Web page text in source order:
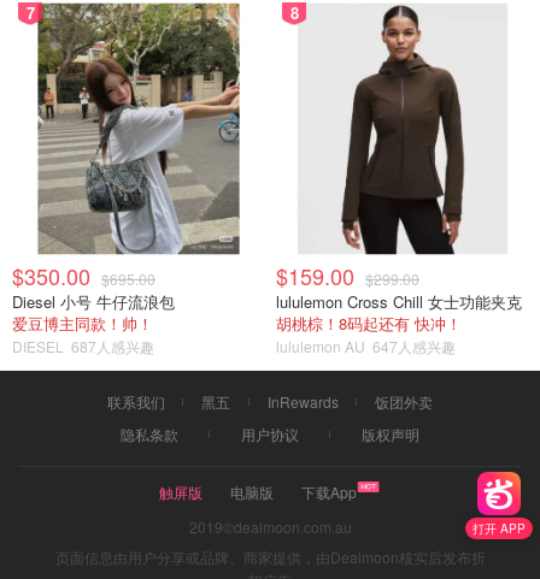
打开 APP
7
$350.00 $695.00
Diesel 小号 牛仔流浪包
爱豆博主同款！帅！
DIESEL 687人感兴趣
8
$159.00 $299.00
lululemon Cross Chill 女士功能夹克
胡桃棕！8码起还有 快冲！
lululemon AU 647人感兴趣
联系我们 黑五 InRewards
饭团外卖
隐私条款
用户协议 版权声明
触屏版 电脑版
下载App
2019©dealmoon.com.au
页面信息由用户分享或品牌、商家提供，由Dealmoon核实后发布折